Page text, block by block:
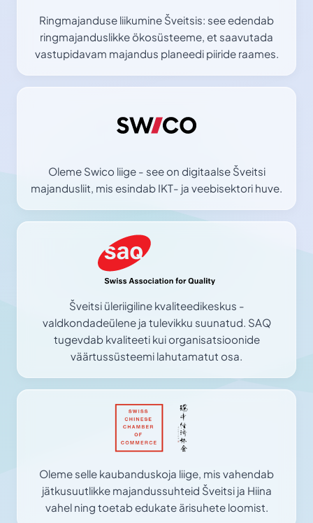
Ringmajanduse liikumine Šveitsis: see edendab
ringmajanduslikke ökosüsteeme, et saavutada
vastupidavam majandus planeedi piiride raames.
Oleme Swico liige - see on digitaalse Šveitsi
majandusliit, mis esindab IKT- ja veebisektori huve.
Šveitsi üleriigiline kvaliteedikeskus -
valdkondadeülene ja tulevikku suunatud. SAQ
tugevdab kvaliteeti kui organisatsioonide
väärtussüsteemi lahutamatut osa.
Oleme selle kaubanduskoja liige, mis vahendab
jätkusuutlikke majandussuhteid Šveitsi ja Hiina
vahel ning toetab edukate ärisuhete loomist.